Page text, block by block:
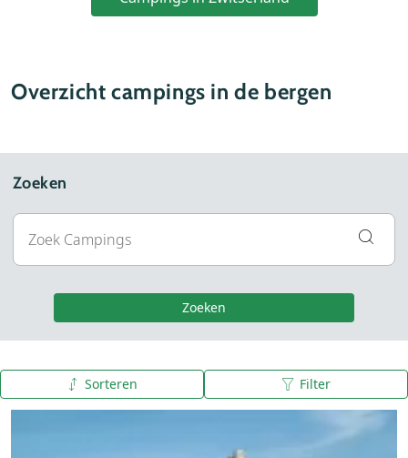
Overzicht campings in de bergen
Zoeken
Zoeken
Sorteren Filter
A tot Z